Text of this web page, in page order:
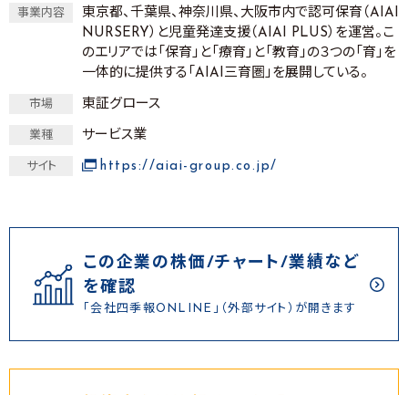
事業内容
東京都、千葉県、神奈川県、大阪市内で認可保育（AIAI
NURSERY）と児童発達支援（AIAI PLUS）を運営。こ
のエリアでは「保育」と「療育」と「教育」の３つの「育」を
一体的に提供する「AIAI三育圏」を展開している。
市場 東証グロース
業種 サービス業
サイト https://aiai-group.co.jp/
この企業の株価/チャート/業績など
を確認
「会社四季報ONLINE」（外部サイト）が開きます